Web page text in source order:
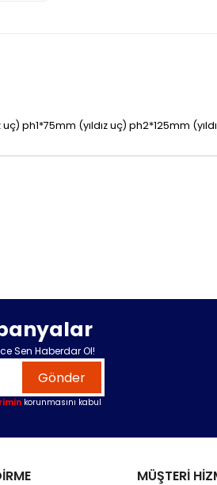
ph1*75mm (yıldız uç) ph2*125mm
Sen Haberdar Ol!
Gönder
korunmasını kabul
MÜŞTERİ